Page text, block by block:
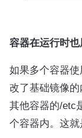
容器在运行时也
如果多个容器
改了基础镜像
其他容器的/etc
个容器内。这就